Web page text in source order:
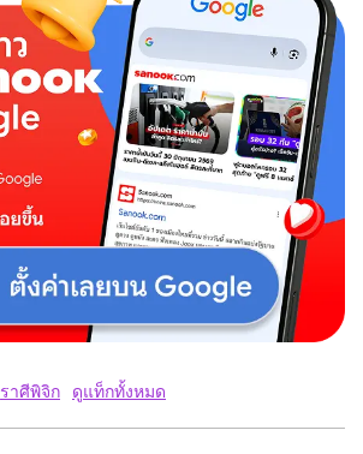
ราศีพิจิก ดูแท็กทั้งหมด